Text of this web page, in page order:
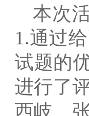
本次
1.通过
试题的
进行了
西岐、